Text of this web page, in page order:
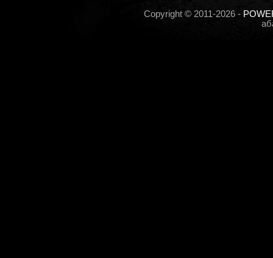
Copyright © 2011-2026 -